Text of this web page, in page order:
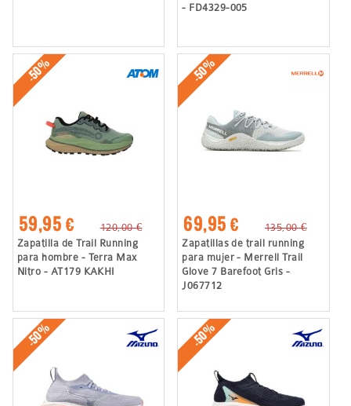
- FD4329-005
-50%
59,95 €
120,00 €
Zapatilla de Trail Running
para hombre - Terra Max
Nitro - AT179 KAKHI
-50%
69,95 €
135,00 €
Zapatillas de trail running
para mujer - Merrell Trail
Glove 7 Barefoot Gris -
J067712
-50% -50%